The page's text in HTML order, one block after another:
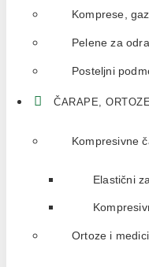
Komprese,
Pelene za
Posteljni
ČARAPE,
Kompresivne
Elastični
Ortoze i